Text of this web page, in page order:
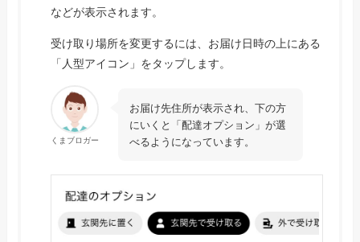
などが表示されます。
受け取り場所を変更するには、お届け日時の上にある
「人型アイコン」をタップします。
くまブロガー
お届け先住所が表示され、下の方
にいくと「配達オプション」が選
べるようになっています。